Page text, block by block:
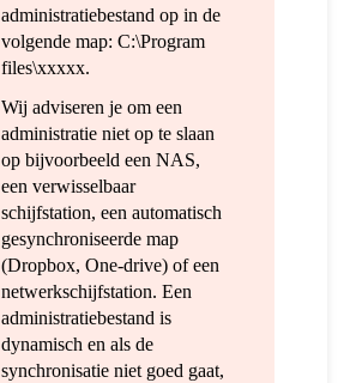
administratiebestand op in de
volgende map: C:\Program
files\xxxxx.
Wij adviseren je om een
administratie niet op te slaan
op bijvoorbeeld een NAS,
een verwisselbaar
schijfstation, een automatisch
gesynchroniseerde map
(Dropbox, One-drive) of een
netwerkschijfstation. Een
administratiebestand is
dynamisch en als de
synchronisatie niet goed gaat,